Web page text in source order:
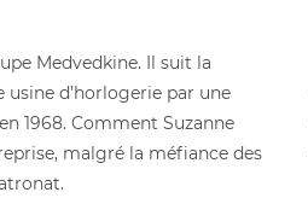
Medvedkine. Il suit la
usine d’horlogerie par une
1968. Comment Suzanne
malgré la méfiance des